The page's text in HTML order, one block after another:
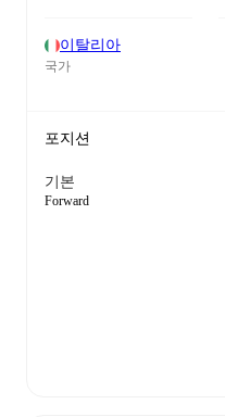
이탈리아
국가
포지션
기본
Forward